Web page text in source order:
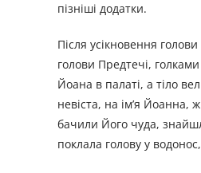
пізніші додатки.
Після усікновення
голови Предтечі,
Йоана в палаті, а тіло
невіста, на ім’я Йоанна,
бачили Його чуда,
поклала голову у